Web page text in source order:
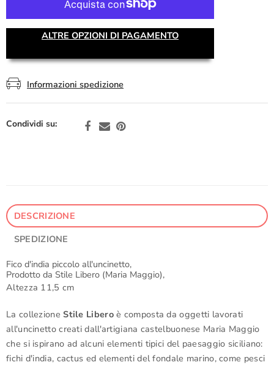
ALTRE OPZIONI DI PAGAMENTO
Informazioni spedizione
Condividi su:
DESCRIZIONE
SPEDIZIONE
Fico d'india piccolo all'uncinetto,
Prodotto da Stile Libero (Maria Maggio),
Altezza 11,5 cm
La collezioneStile Liberoè composta da oggetti lavorati
all'uncinetto creati dall'artigiana castelbuonese Maria Maggio
che si ispirano ad alcuni elementi tipici del paesaggio siciliano:
fichi d'india, cactus ed elementi del fondale marino, come pesci